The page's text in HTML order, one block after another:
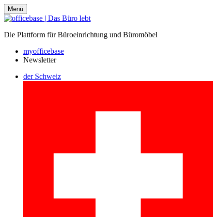
Menü
Die Plattform für Büroeinrichtung und Büromöbel
myofficebase
Newsletter
der Schweiz